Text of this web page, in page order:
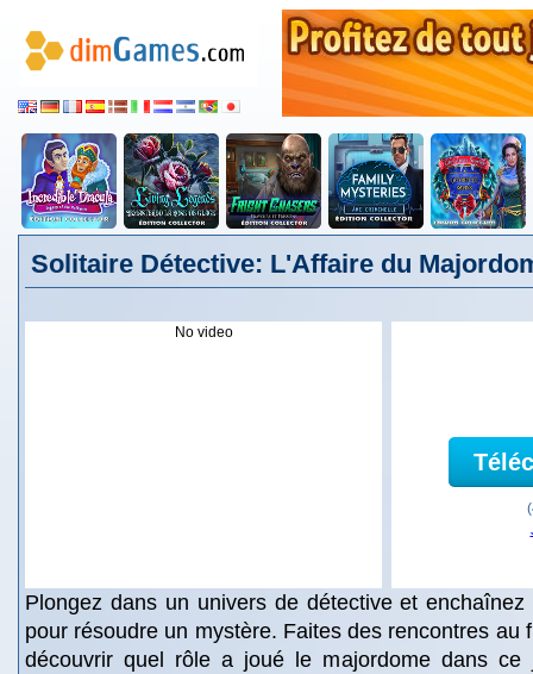
Solitaire Détective: L'Affaire du
No video
Plongez dans un univers de détective et
pour résoudre un mystère. Faites des rencontres au
découvrir quel rôle a joué le majordome dans ce